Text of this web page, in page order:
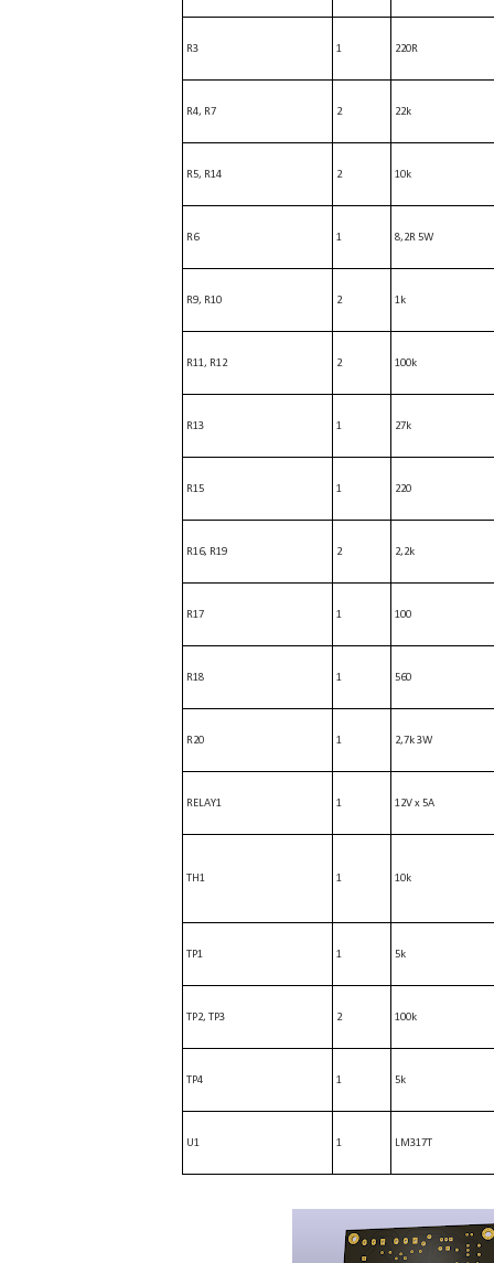
R3 1 220R
R4, R7 2 22k
R5, R14 2 10k
R6 1 8,2R 5W
R9, R10 2 1k
R11, R12 2 100k
R13 1 27k
R15 1 220
R16, R19 2 2,2k
R17 1 100
R18 1 560
R20 1 2,7k 3W
RELAY1 1 12V x 5A
TH1 1 10k
TP1 1 5k
TP2, TP3 2 100k
TP4 1 5k
U1 1 LM317T